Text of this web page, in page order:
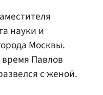
науки и
Москвы.
Павлов
с женой.